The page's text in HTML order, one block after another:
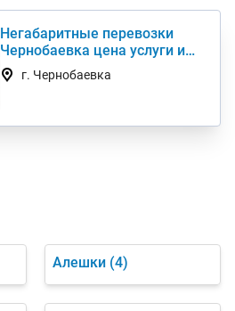
Негабаритные перевозки
Чернобаевка цена услуги и
стоимость 1 км недорого
г. Чернобаевка
Алешки (4)